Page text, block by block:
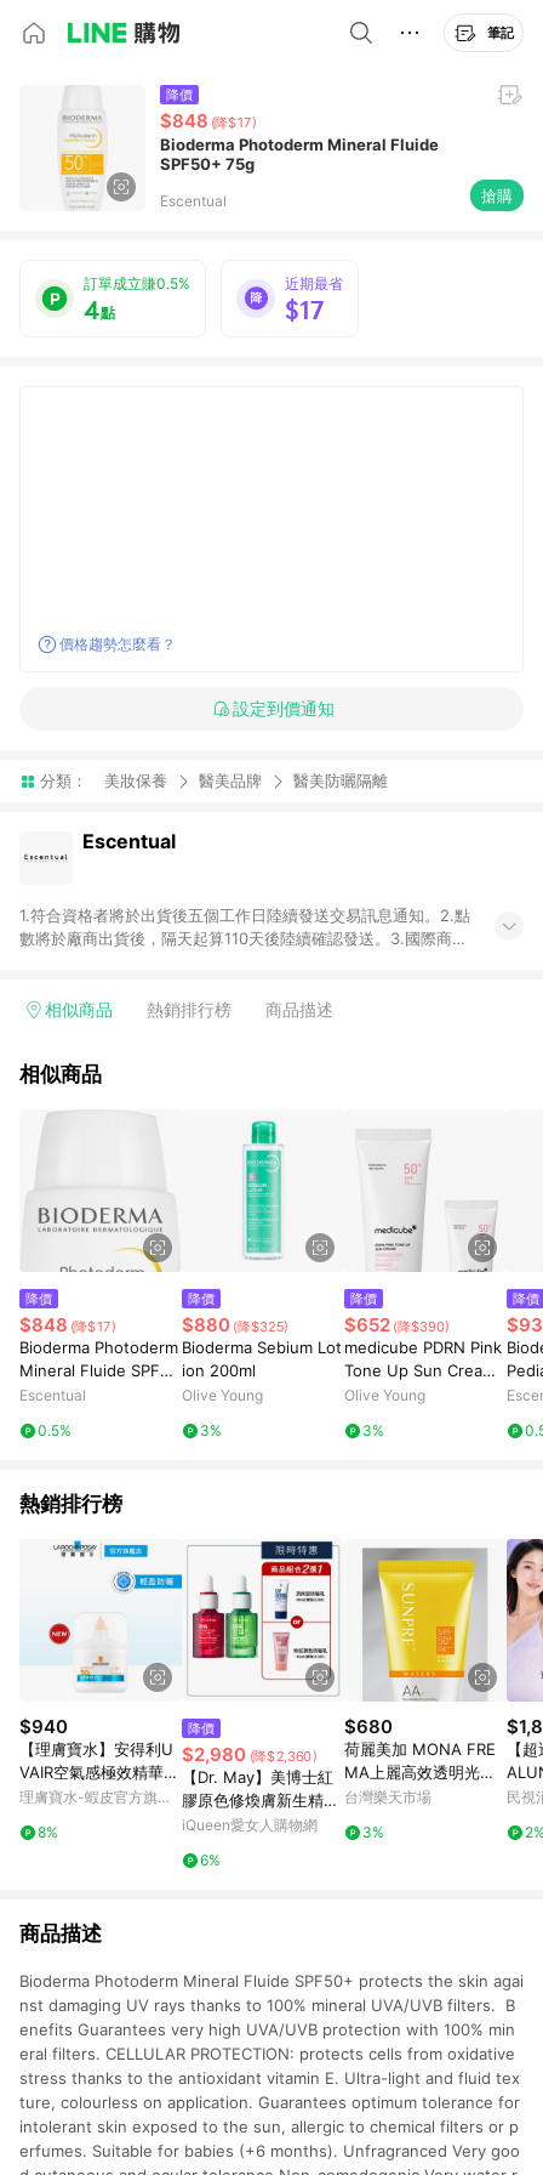
筆記
降價
$848 (降$17)
Bioderma Photoderm Mineral Fluide
SPF50+ 75g
Escentual 搶購
訂單成立賺0.5%
4點
近期最省
$17
價格趨勢怎麼看？
設定到價通知
分類： 美妝保養 醫美品牌 醫美防曬隔離
Escentual
1.符合資格者將於出貨後五個工作日陸續發送交易訊息通知。2.點
數將於廠商出貨後，隔天起算110天後陸續確認發送。3.國際商家
用未授權優惠碼不符合贈點資格。6. 點數發送依據及返點上限將
不符合贈點資格。
相似商品 熱銷排行榜 商品描述
相似商品
降價
$848 (降$17)
Bioderma Photoderm
Mineral Fluide SPF50
+ 75g
Escentual
0.5%
降價
$880 (降$325)
Bioderma Sebium Lot
ion 200ml
Olive Young
3%
降價
$652 (降$390)
medicube PDRN Pink
Tone Up Sun Cream
50ml Set (+20ml)
Olive Young
3%
降價
50+
熱銷排行榜
$940
【理膚寶水】安得利U
VAIR空氣感極效精華防
曬 50ml La Roche-Po
理膚寶水-蝦皮官方旗艦
8%
降價
$2,980 (降$2,360)
【Dr. May】美博士紅
膠原色修煥膚新生精華
(30ml)紅外泌膠原精華
護精華(30ml)綠外泌修
iQueen愛女人購物網
6%
$680
荷麗美加 MONA FRE
MA上麗高效透明光感
水防曬SPF 50+ PA++
台灣樂天市場
3%
【
民視
商品描述
Bioderma Photoderm Mineral Fluide SPF50+ protects the skin agai
nst damaging UV rays thanks to 100% mineral UVA/UVB filters. B
enefits Guarantees very high UVA/UVB protection with 100% min
eral filters. CELLULAR PROTECTION: protects cells from oxidative
stress thanks to the antioxidant vitamin E. Ultra-light and fluid tex
ture, colourless on application. Guarantees optimum tolerance for
intolerant skin exposed to the sun, allergic to chemical filters or p
erfumes. Suitable for babies (+6 months). Unfragranced Very goo